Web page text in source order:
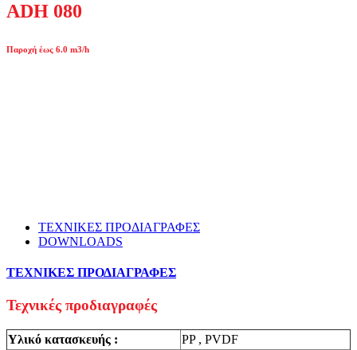
ADH 080
Παροχή έως 6.0 m3/h
ΤΕΧΝΙΚΕΣ ΠΡΟΔΙΑΓΡΑΦΕΣ
DOWNLOADS
ΤΕΧΝΙΚΕΣ ΠΡΟΔΙΑΓΡΑΦΕΣ
Τεχνικές προδιαγραφές
Υλικό κατασκευής :
PP , PVDF